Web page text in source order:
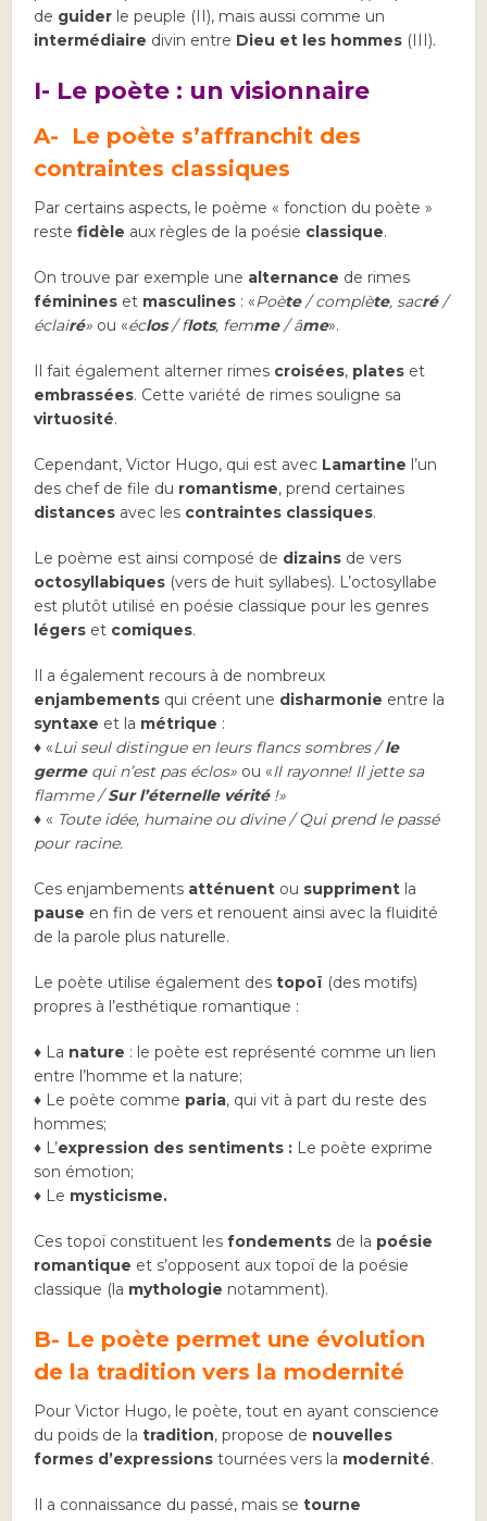
de guider le peuple (II), mais aussi comme un
intermédiaire divin entre Dieu et les hommes (III).
I- Le poète : un visionnaire
A- Le poète s’affranchit des
contraintes classiques
Par certains aspects, le poème « fonction du poète »
restefidèle aux règles de la poésie classique.
On trouve par exemple une alternance de rimes
féminines et masculines : «Poète/ complète, sacré/
éclairé» ou «éclos/ flots, femme/ âme».
Il fait également alterner rimes croisées, plates et
embrassées. Cette variété de rimes souligne sa
virtuosité.
Cependant, Victor Hugo, qui est avec Lamartine l’un
des chef de file du romantisme, prend certaines
distances avec les contraintes classiques.
Le poème est ainsi composé de dizains de vers
octosyllabiques (vers de huit syllabes). L’octosyllabe
est plutôt utilisé en poésie classique pour les genres
légers et comiques.
Il a également recours à de nombreux
enjambements qui créent une disharmonie entre la
syntaxe et la métrique :
♦ «Lui seul distingue en leurs flancs sombres /le
germequi n’est pas éclos» ou «Il rayonne! Il jette sa
flamme /Sur l’éternelle vérité!»
♦ « Toute idée, humaine ou divine / Qui prend le passé
pour racine.
Ces enjambements atténuent ou suppriment la
pause en fin de vers et renouent ainsi avec la fluidité
de la parole plus naturelle.
Le poète utilise également destopoï (des motifs)
propres à l’esthétique romantique :
♦ La nature : le poète est représenté comme un lien
entre l’homme et la nature;
♦ Le poète comme paria, qui vit à part du reste des
hommes;
♦ L’expression des sentiments : Le poète exprime
son émotion;
♦ Le mysticisme.
Ces topoï constituent lesfondements de la poésie
romantique et s’opposent aux topoï de la poésie
classique (la mythologie notamment).
B- Le poète permet une évolution
de la tradition vers la modernité
Pour Victor Hugo, le poète, tout en ayant conscience
du poids de latradition, propose de nouvelles
formes d’expressions tournées vers la modernité.
Il a connaissance du passé, mais setourne